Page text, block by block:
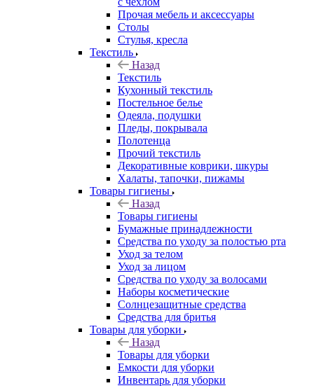
Прочая мебель и аксессуары
Столы
Стулья, кресла
Текстиль
Назад
Текстиль
Кухонный текстиль
Постельное белье
Одеяла, подушки
Пледы, покрывала
Полотенца
Прочий текстиль
Декоративные коврики, шкуры
Халаты, тапочки, пижамы
Товары гигиены
Назад
Товары гигиены
Бумажные принадлежности
Средства по уходу за полостью рта
Уход за телом
Уход за лицом
Средства по уходу за волосами
Наборы косметические
Солнцезащитные средства
Средства для бритья
Товары для уборки
Назад
Товары для уборки
Емкости для уборки
Инвентарь для уборки